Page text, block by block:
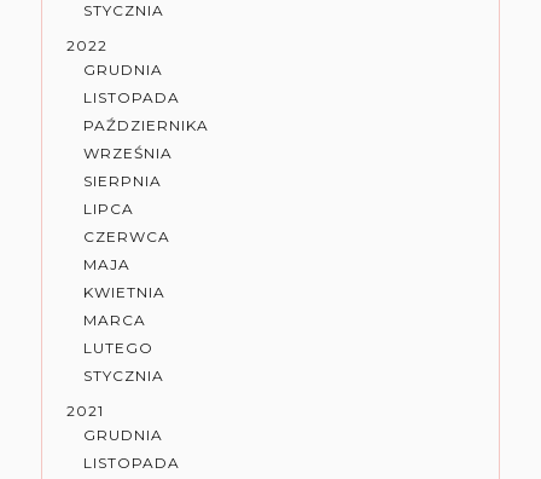
STYCZNIA
2022
GRUDNIA
LISTOPADA
PAŹDZIERNIKA
WRZEŚNIA
SIERPNIA
LIPCA
CZERWCA
MAJA
KWIETNIA
MARCA
LUTEGO
STYCZNIA
2021
GRUDNIA
LISTOPADA